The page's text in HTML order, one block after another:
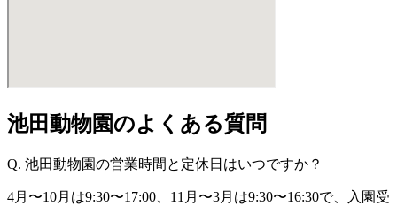
池田動物園のよくある質問
Q. 池田動物園の営業時間と定休日はいつですか？
4月〜10月は9:30〜17:00、11月〜3月は9:30〜16:30で、入園受